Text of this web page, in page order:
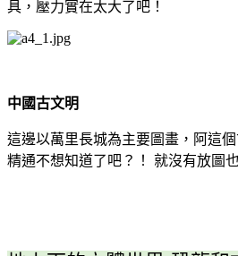
具，壓力實在太大了吧！
中國古文明
這邊以萬里長城為主要圖畫，阿這
精通不想知道了吧？！ 就沒有放圖